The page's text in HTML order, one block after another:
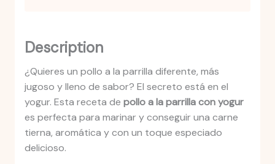
Description
¿Quieres un pollo a la parrilla diferente, más
jugoso y lleno de sabor? El secreto está en el
yogur. Esta receta de pollo a la parrilla con yogur
es perfecta para marinar y conseguir una carne
tierna, aromática y con un toque especiado
delicioso.